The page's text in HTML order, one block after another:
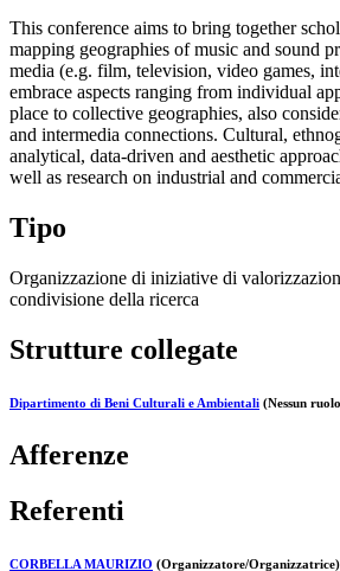
This conference aims to bring together
mapping geographies of music and sound
media (e.g. film, television, video games,
embrace aspects ranging from individual
place to collective geographies, also
and intermedia connections. Cultural,
analytical, data-driven and aesthetic
well as research on industrial and
Tipo
Organizzazione di iniziative di
condivisione della ricerca
Strutture collegate
Dipartimento di Beni Culturali e Ambientali (Nessun
Afferenze
Referenti
CORBELLA MAURIZIO (Organizzatore/Organizzatrice)